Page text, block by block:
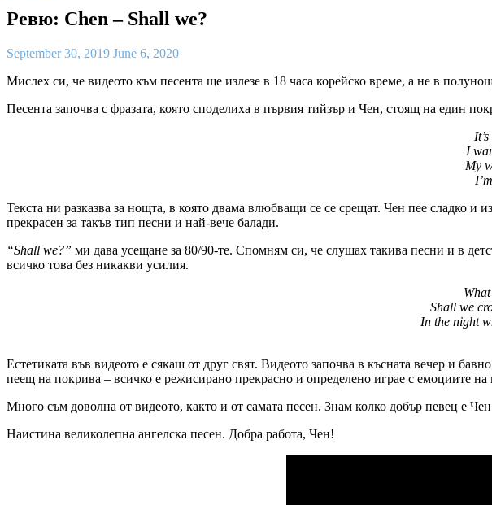
Ревю: Chen – Shall we?
September 30, 2019 June 6, 2020
Мислех си, че видеото към песента ще излезе в 18 часа корейско време, а не в
Песента започва с фразата, която споделиха в първия тийзър и Чен, стоящ на един
I
My
Текста ни разказва за нощта, в която двама влюбващи се се срещат. Чен пее сладко
прекрасен за такъв тип песни и най-вече балади.
“Shall we?” ми дава усещане за 80/90-те. Спомням си, че слушах такива песни и в
всичко това без никакви усилия.
Shall we
In the night
Естетиката във видеото е сякаш от друг свят. Видеото започва в късната вечер и
пеещ на покрива – всичко е режисирано прекрасно и определено играе с емоциите на
Много съм доволна от видеото, както и от самата песен. Знам колко добър певец е
Наистина великолепна ангелска песен. Добра работа, Чен!